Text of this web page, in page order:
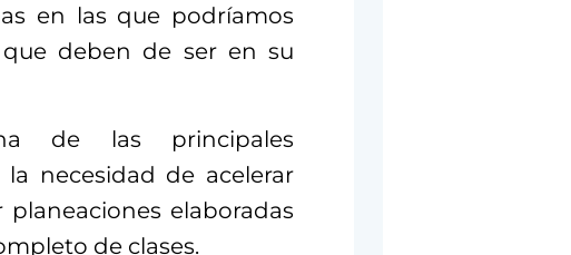
en las que podríamos
deben de ser en su
de las principales
necesidad de acelerar
elaboradas
de clases.